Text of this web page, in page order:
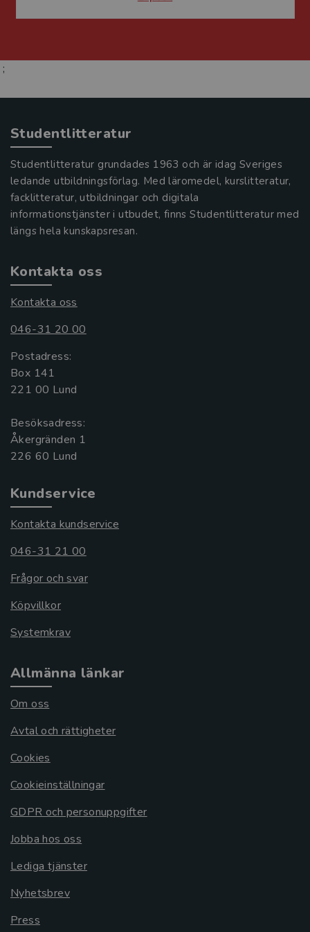
;
Studentlitteratur
Studentlitteratur grundades 1963 och är idag Sveriges
ledande utbildningsförlag. Med läromedel, kurslitteratur,
facklitteratur, utbildningar och digitala
informationstjänster i utbudet, finns Studentlitteratur med
längs hela kunskapsresan.
Kontakta oss
Kontakta oss
046-31 20 00
Postadress:
Box 141
221 00 Lund
Besöksadress:
Åkergränden 1
Kundservice
Kontakta kundservice
046-31 21 00
Frågor och svar
Köpvillkor
Systemkrav
Allmänna länkar
Om oss
Avtal och rättigheter
Cookies
Cookieinställningar
GDPR och personuppgifter
Jobba hos oss
Lediga tjänster
Nyhetsbrev
Press